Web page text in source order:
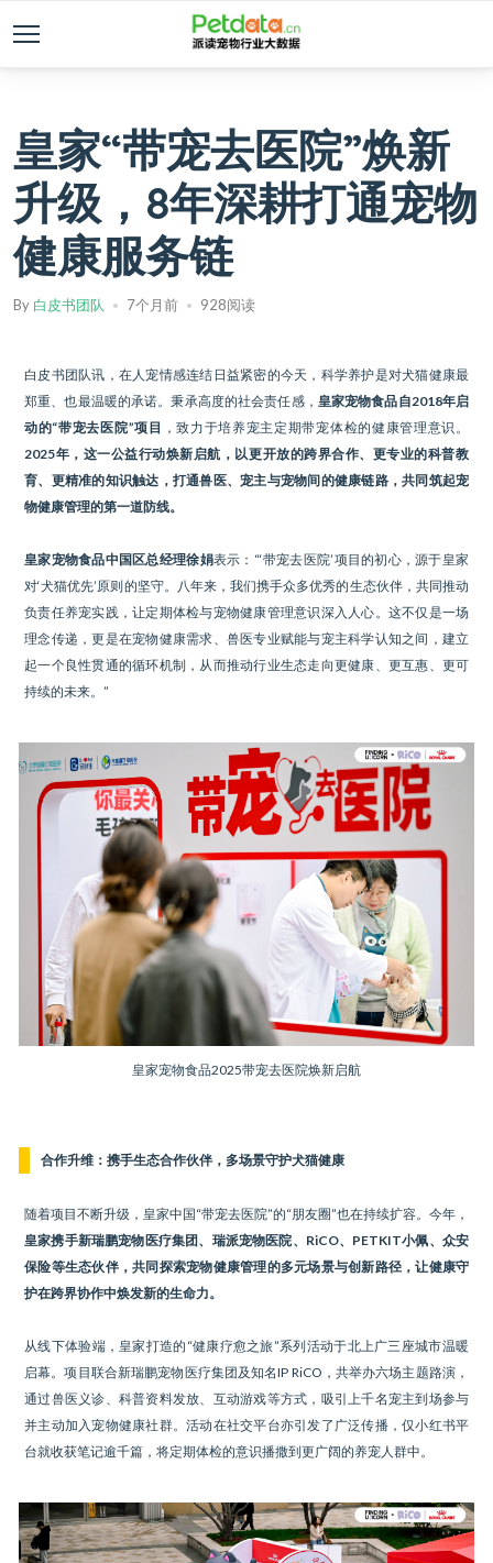
皇家“带宠去医院”焕新
升级，8年深耕打通宠物
健康服务链
By 白皮书团队 7个月前 928阅读
白皮书团队讯，在人宠情感连结日益紧密的今天，科学养护是对犬猫健康最
郑重、也最温暖的承诺。秉承高度的社会责任感， 皇家宠物食品自2018年启
动的“带宠去医院”项目 ，致力于培养宠主定期带宠体检的健康管理意识。
2025年，这一公益行动焕新启航，以更开放的跨界合作、更专业的科普教
育、更精准的知识触达，打通兽医、宠主与宠物间的健康链路，共同筑起宠
物健康管理的第一道防线。
皇家宠物食品中国区总经理徐娟表示：“‘带宠去医院’项目的初心，源于皇家
对‘犬猫优先’原则的坚守。八年来，我们携手众多优秀的生态伙伴，共同推动
负责任养宠实践，让定期体检与宠物健康管理意识深入人心。这不仅是一场
理念传递，更是在宠物健康需求、兽医专业赋能与宠主科学认知之间，建立
起一个良性贯通的循环机制，从而推动行业生态走向更健康、更互惠、更可
持续的未来。”
皇家宠物食品2025带宠去医院焕新启航
合作升维：携手生态合作伙伴，多场景守护犬猫健康
随着项目不断升级，皇家中国“带宠去医院”的“朋友圈”也在持续扩容。今年，
皇家携手新瑞鹏宠物医疗集团、瑞派宠物医院、RiCO、PETKIT小佩、众安
保险等生态伙伴，共同探索宠物健康管理的多元场景与创新路径，让健康守
护在跨界协作中焕发新的生命力。
从线下体验端，皇家打造的“健康疗愈之旅”系列活动于北上广三座城市温暖
启幕。项目联合新瑞鹏宠物医疗集团及知名IP RiCO，共举办六场主题路演，
通过兽医义诊、科普资料发放、互动游戏等方式，吸引上千名宠主到场参与
并主动加入宠物健康社群。活动在社交平台亦引发了广泛传播，仅小红书平
台就收获笔记逾千篇，将定期体检的意识播撒到更广阔的养宠人群中。